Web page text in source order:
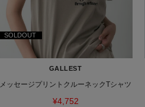
SOLDOUT
GALLEST
メッセージプリントクルーネックTシャツ
¥4,752